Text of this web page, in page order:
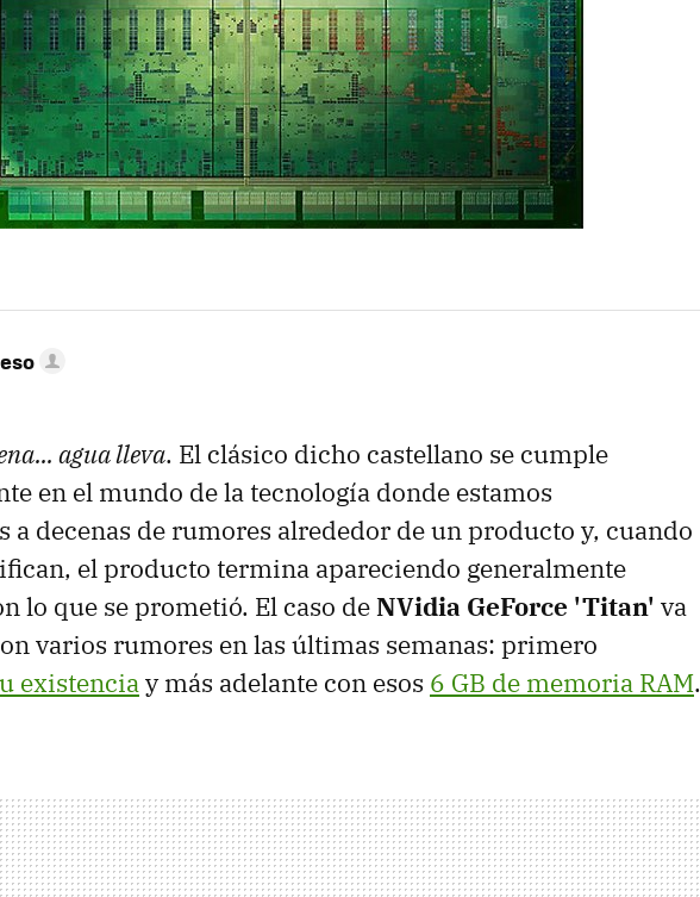
agua lleva. El clásico dicho castellano se cumple
en el mundo de la tecnología donde estamos
a decenas de rumores alrededor de un producto y, cuando
el producto termina apareciendo generalmente
lo que se prometió. El caso deNVidia GeForce 'Titan' va
varios rumores en las últimas semanas: primero
existenciay más adelante con esos 6 GB de memoria RAM.